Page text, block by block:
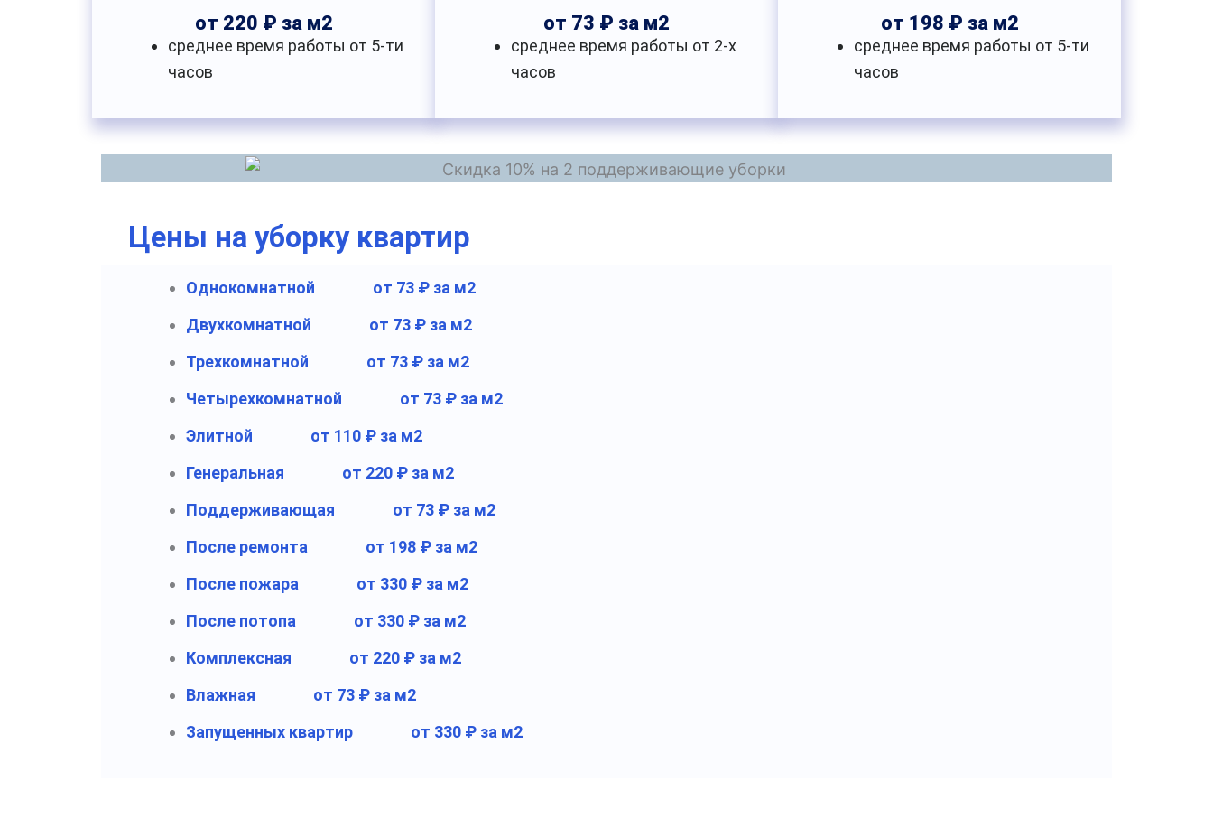
от 220 ₽ за м2
среднее время работы от 5-ти
часов
от 73 ₽ за м2
среднее время работы от 2-х
часов
от 198 ₽ за м2
среднее время работы от 5-ти
часов
Цены на уборку квартир
Однокомнатной
от 73 ₽ за м2
Двухкомнатной
от 73 ₽ за м2
Трехкомнатной
от 73 ₽ за м2
Четырехкомнатной
от 73 ₽ за м2
Элитной
от 110 ₽ за м2
Генеральная
от 220 ₽ за м2
Поддерживающая
от 73 ₽ за м2
После ремонта
от 198 ₽ за м2
После пожара
от 330 ₽ за м2
После потопа
от 330 ₽ за м2
Комплексная
от 220 ₽ за м2
Влажная
от 73 ₽ за м2
Запущенных квартир
от 330 ₽ за м2